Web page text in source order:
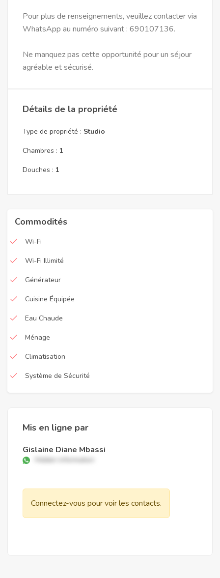
Pour plus de renseignements, veuillez contacter via
WhatsApp au numéro suivant : 690107136.
Ne manquez pas cette opportunité pour un séjour
agréable et sécurisé.
Détails de la propriété
Type de propriété : Studio
Chambres : 1
Douches : 1
Commodités
Wi-Fi
Wi-Fi Illimité
Générateur
Cuisine Équipée
Eau Chaude
Ménage
Climatisation
Système de Sécurité
Mis en ligne par
Gislaine Diane Mbassi
Hidden information
Connectez-vous pour voir les contacts.